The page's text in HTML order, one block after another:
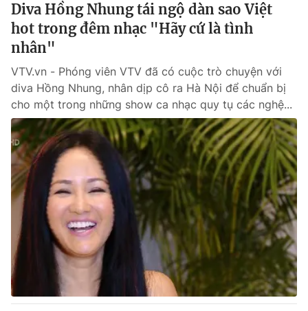
Góc doanh nghiệp
Truyền hình
Phim VTV
Hậu trường
Nhân vật
Khán giả
Giải sao mai
Giải trí
Điện ảnh
Âm nhạc
Sao
Đời sống
Du lịch
Làm đẹp
Chất lượng cuộc sống
Giáo dục
Tuyển sinh
Học trực tuyến
Công nghệ
Hitech Công nghệ tương lai
Sản phẩm
Thị trường
Tư vấn
Giao lưu trực tuyến
Lịch phát sóng
Chuyên mục khác
Diva Hồng Nhung tái ngộ dàn sao Việt
hot trong đêm nhạc "Hãy cứ là tình
nhân"
VTV.vn - Phóng viên VTV đã có cuộc trò chuyện với
diva Hồng Nhung, nhân dịp cô ra Hà Nội để chuẩn bị
cho một trong những show ca nhạc quy tụ các nghệ...